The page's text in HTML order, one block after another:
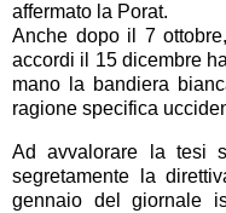
affermato la Porat.
Anche dopo il 7
accordi il 15 dicembre
mano la bandiera
ragione specifica
Ad avvalorare la tesi
segretamente la
gennaio del giornale